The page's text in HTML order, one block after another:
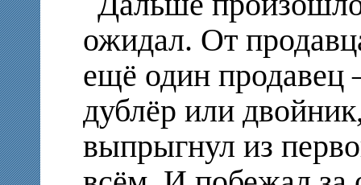
ожидал. От
ещё один продавец
дублёр или
выпрыгнул из